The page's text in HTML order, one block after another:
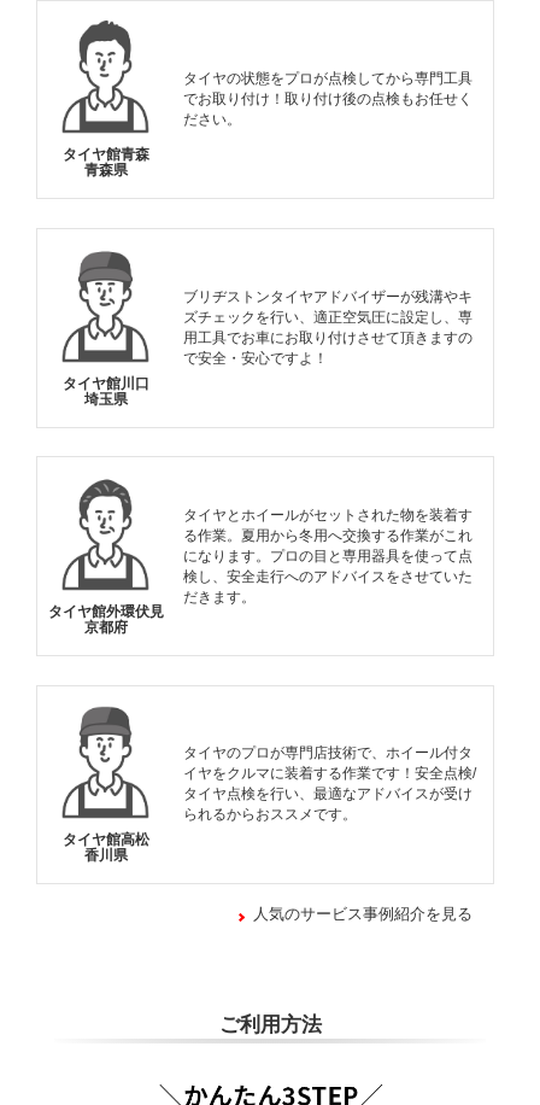
タイヤ館青森
青森県
タイヤの状態をプロが点検してから専門工具
でお取り付け！取り付け後の点検もお任せく
ださい。
タイヤ館川口
埼玉県
ブリヂストンタイヤアドバイザーが残溝やキ
ズチェックを行い、適正空気圧に設定し、専
用工具でお車にお取り付けさせて頂きますの
で安全・安心ですよ！
タイヤ館外環伏見
京都府
タイヤとホイールがセットされた物を装着す
る作業。夏用から冬用へ交換する作業がこれ
になります。プロの目と専用器具を使って点
検し、安全走行へのアドバイスをさせていた
だきます。
タイヤ館高松
香川県
タイヤのプロが専門店技術で、ホイール付タ
イヤをクルマに装着する作業です！安全点検/
タイヤ点検を行い、最適なアドバイスが受け
られるからおススメです。
人気のサービス事例紹介を見る
ご利用方法